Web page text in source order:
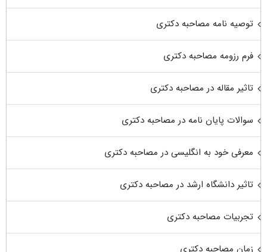
توصیه نامه مصاحبه دکتری
فرم رزومه مصاحبه دکتری
تاثیر مقاله در مصاحبه دکتری
سوالات پایان نامه در مصاحبه دکتری
معرفی خود به انگلیسی در مصاحبه دکتری
تاثیر دانشگاه ارشد در مصاحبه دکتری
تجربیات مصاحبه دکتری
زمان مصاحبه دکتری